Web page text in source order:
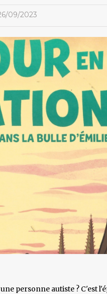
09/2023
personne autiste ? C'est